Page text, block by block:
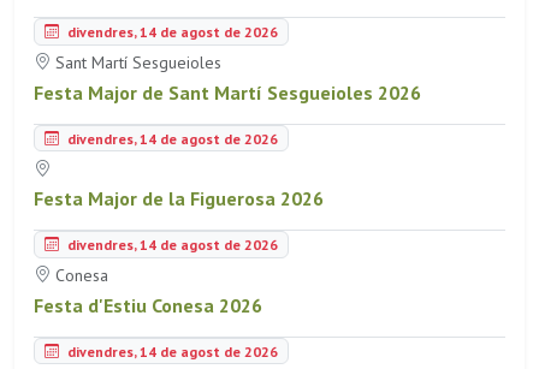
divendres, 14 de agost de 2026
Sant Martí Sesgueioles
Festa Major de Sant Martí Sesgueioles 2026
divendres, 14 de agost de 2026
Festa Major de la Figuerosa 2026
divendres, 14 de agost de 2026
Conesa
Festa d'Estiu Conesa 2026
divendres, 14 de agost de 2026